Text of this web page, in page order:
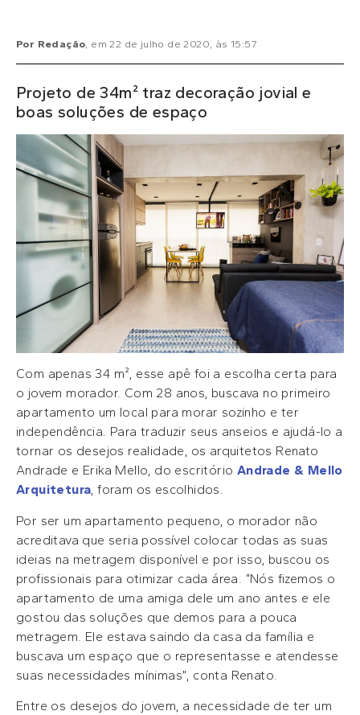
Por Redação, em 22 de julho de 2020, às 15:57
Projeto de 34m² traz decoração jovial e
boas soluções de espaço
Com apenas 34 m², esse apê foi a escolha certa para
o jovem morador. Com 28 anos, buscava no primeiro
apartamento um local para morar sozinho e ter
independência. Para traduzir seus anseios e ajudá-lo a
tornar os desejos realidade, os arquitetos Renato
Andrade e Erika Mello, do escritório Andrade & Mello
Arquitetura, foram os escolhidos.
Por ser um apartamento pequeno, o morador não
acreditava que seria possível colocar todas as suas
ideias na metragem disponível e por isso, buscou os
profissionais para otimizar cada área. “Nós fizemos o
apartamento de uma amiga dele um ano antes e ele
gostou das soluções que demos para a pouca
metragem. Ele estava saindo da casa da família e
buscava um espaço que o representasse e atendesse
suas necessidades mínimas”, conta Renato.
Entre os desejos do jovem, a necessidade de ter um